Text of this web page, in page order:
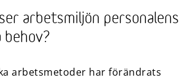
arbetsmiljön personalens
arbetsmetoder har förändrats